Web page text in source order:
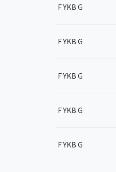
F YKB G
F YKB G
F YKB G
F YKB G
F YKB G